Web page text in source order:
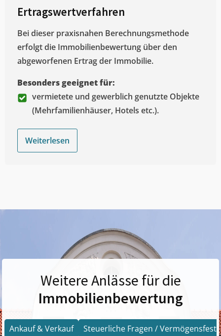
Ertragswertverfahren
Bei dieser praxisnahen Berechnungsmethode
erfolgt die Immobilienbewertung über den
abgeworfenen Ertrag der Immobilie.
Besonders geeignet für:
vermietete und gewerblich genutzte Objekte
(Mehrfamilienhäuser, Hotels etc.).
Weiterlesen
Weitere Anlässe für die
Immobilienbewertung
Ankauf & Verkauf Steuerliche Fragen /